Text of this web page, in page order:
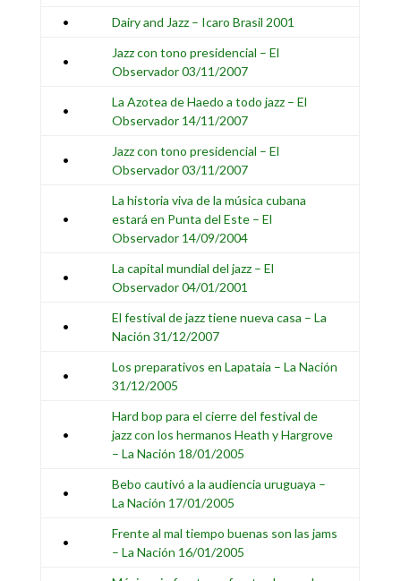
•
Dairy and Jazz – Icaro Brasil 2001
•
Jazz con tono presidencial – El
Observador 03/11/2007
•
La Azotea de Haedo a todo jazz – El
Observador 14/11/2007
•
Jazz con tono presidencial – El
Observador 03/11/2007
•
La historia viva de la música cubana
estará en Punta del Este – El
Observador 14/09/2004
•
La capital mundial del jazz – El
Observador 04/01/2001
•
El festival de jazz tiene nueva casa – La
Nación 31/12/2007
•
Los preparativos en Lapataia – La Nación
31/12/2005
•
Hard bop para el cierre del festival de
jazz con los hermanos Heath y Hargrove
– La Nación 18/01/2005
•
Bebo cautivó a la audiencia uruguaya –
La Nación 17/01/2005
•
Frente al mal tiempo buenas son las jams
– La Nación 16/01/2005